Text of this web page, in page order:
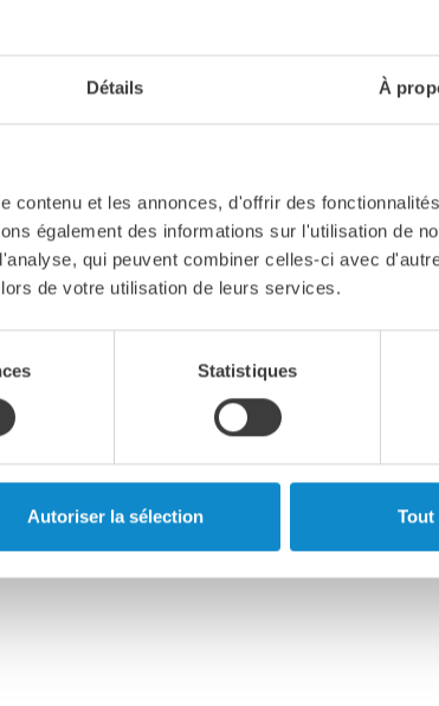
Détails À
contenu et les annonces, d'offrir des
également des informations sur l'utilisation de
qui peuvent combiner celles-ci avec
de votre utilisation de leurs services.
Statistiques
Autoriser la sélection Tout